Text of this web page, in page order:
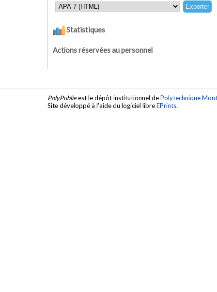
Statistiques
Actions réservées au personnel
PolyPublieest le dépôt institutionnel dePolytechnique
Site développé à l'aide du logiciel libreEPrints.